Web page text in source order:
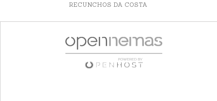
RECUNCHOS DA COSTA